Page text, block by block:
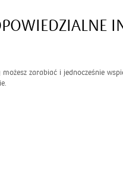
zarabiać i jednocześnie